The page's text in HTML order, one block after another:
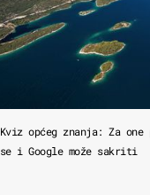
Kviz općeg znanja: Za one
se i Google može sakriti